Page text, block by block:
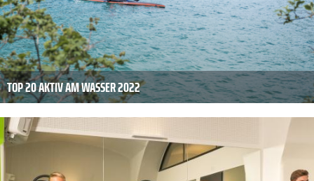
TOP 20 AKTIV AM WASSER 2022